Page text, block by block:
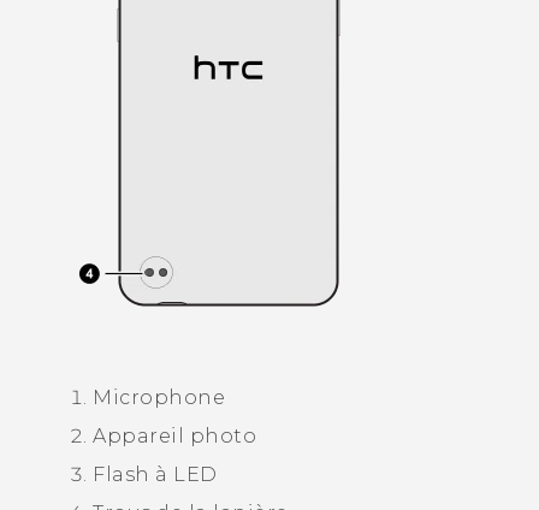
Microphone
Appareil photo
Flash à LED